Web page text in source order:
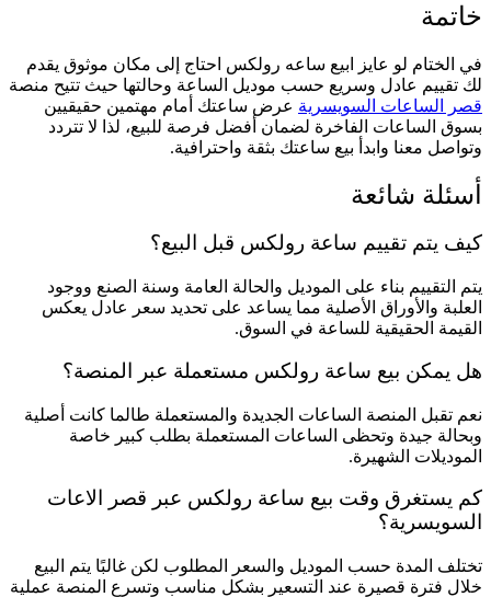
خاتمة
في الختام لو عايز ابيع ساعه رولكس احتاج إلى مكان موثوق يقدم
لك تقييم عادل وسريع حسب موديل الساعة وحالتها حيث تتيح منصة
قصر الساعات السويسرية عرض ساعتك أمام مهتمين حقيقيين
بسوق الساعات الفاخرة لضمان أفضل فرصة للبيع، لذا لا تتردد
وتواصل معنا وابدأ بيع ساعتك بثقة واحترافية.
أسئلة شائعة
كيف يتم تقييم ساعة رولكس قبل البيع؟
يتم التقييم بناء على الموديل والحالة العامة وسنة الصنع ووجود
العلبة والأوراق الأصلية مما يساعد على تحديد سعر عادل يعكس
القيمة الحقيقية للساعة في السوق.
هل يمكن بيع ساعة رولكس مستعملة عبر المنصة؟
نعم تقبل المنصة الساعات الجديدة والمستعملة طالما كانت أصلية
وبحالة جيدة وتحظى الساعات المستعملة بطلب كبير خاصة
الموديلات الشهيرة.
كم يستغرق وقت بيع ساعة رولكس عبر قصر الاعات
السويسرية؟
تختلف المدة حسب الموديل والسعر المطلوب لكن غالبًا يتم البيع
خلال فترة قصيرة عند التسعير بشكل مناسب وتسرع المنصة عملية